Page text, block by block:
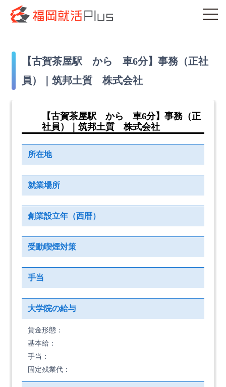
【古賀茶屋駅 から 車6分】事務（正社
員）｜筑邦土質 株式会社
【古賀茶屋駅 から 車6分】事務（正
社員）｜筑邦土質 株式会社
所在地
就業場所
創業設立年（西暦）
受動喫煙対策
手当
大学院の給与
賃金形態：
基本給：
手当：
固定残業代：